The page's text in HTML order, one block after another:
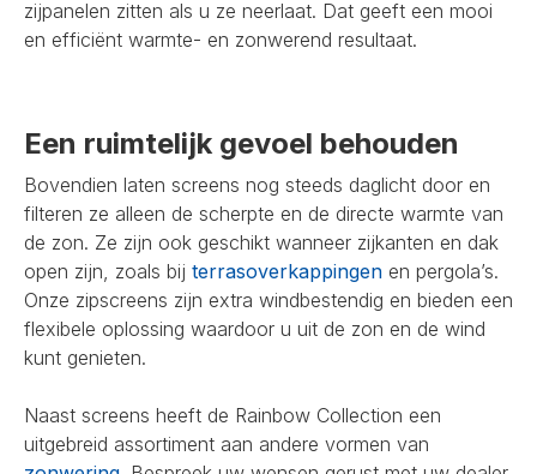
zijpanelen zitten als u ze neerlaat. Dat geeft een mooi
en efficiënt warmte- en zonwerend resultaat.
Een ruimtelijk gevoel behouden
Bovendien laten screens nog steeds daglicht door en
filteren ze alleen de scherpte en de directe warmte van
de zon. Ze zijn ook geschikt wanneer zijkanten en dak
open zijn, zoals bij terrasoverkappingen en pergola’s.
Onze zipscreens zijn extra windbestendig en bieden een
flexibele oplossing waardoor u uit de zon en de wind
kunt genieten.
Naast screens heeft de Rainbow Collection een
uitgebreid assortiment aan andere vormen van